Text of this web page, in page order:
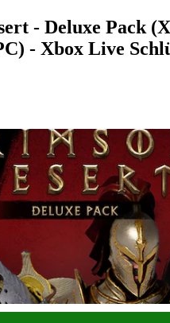
- Deluxe Pack
- Xbox Live